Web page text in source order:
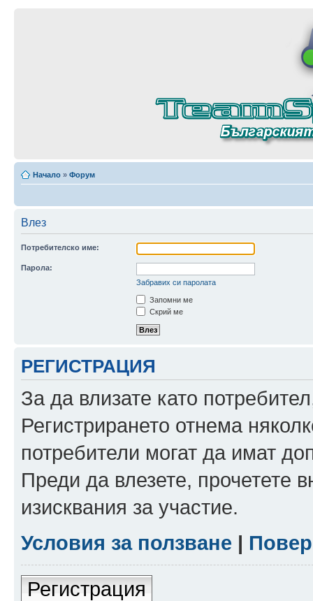
Начало » Форум
Влез
Потребителско име:
Парола:
Забравих си паролата
Запомни ме
Скрий ме
РЕГИСТРАЦИЯ
За да влизате като
Регистрирането отнема
потребители могат да имат
Преди да влезете, прочетете
изисквания за участие.
Условия за ползване |
Регистрация